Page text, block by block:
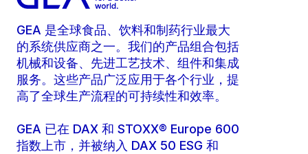
GEA 是全球食品、饮料和制药行业最大
的系统供应商之一。我们的产品组合包括
机械和设备、先进工艺技术、组件和集成
服务。这些产品广泛应用于各个行业，提
高了全球生产流程的可持续性和效率。
GEA 已在 DAX 和 STOXX® Europe 600
指数上市，并被纳入 DAX 50 ESG 和